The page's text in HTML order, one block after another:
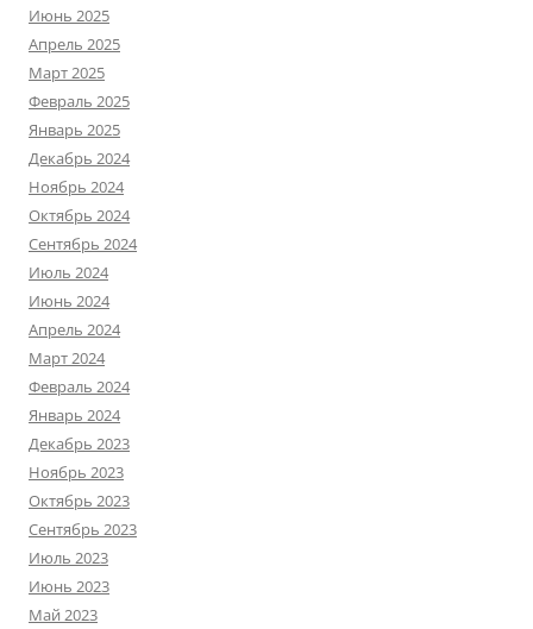
Июнь 2025
Апрель 2025
Март 2025
Февраль 2025
Январь 2025
Декабрь 2024
Ноябрь 2024
Октябрь 2024
Сентябрь 2024
Июль 2024
Июнь 2024
Апрель 2024
Март 2024
Февраль 2024
Январь 2024
Декабрь 2023
Ноябрь 2023
Октябрь 2023
Сентябрь 2023
Июль 2023
Июнь 2023
Май 2023